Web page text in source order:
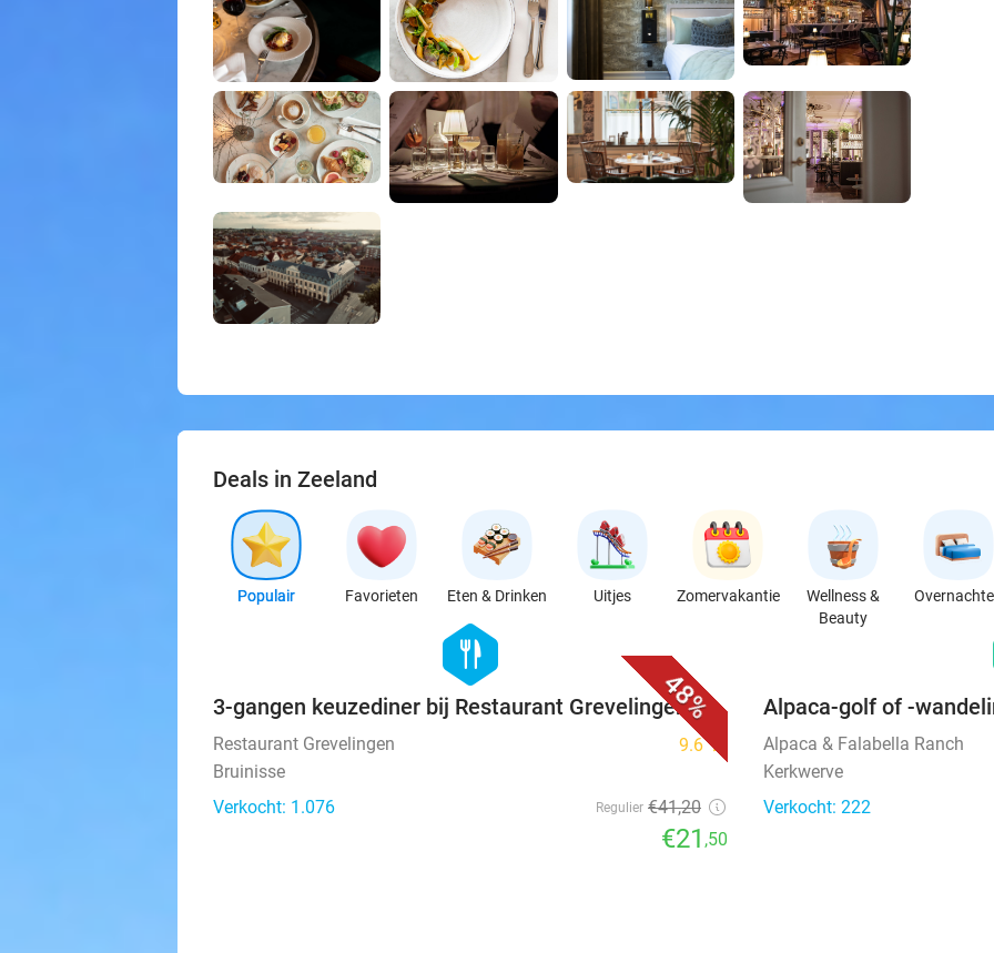
Deals in Zeeland
Populair Favorieten Eten & Drinken Uitjes Zomervakantie
Wellness &
Beauty
48%
hexagon
food
3-gangen keuzediner bij Restaurant Grevelingen
Restaurant Grevelingen 9.6star
Bruinisse
Verkocht: 1.076
Regulier €41,20
€21 ,50
Alpaca-golf of -
Alpaca & Falabella Ranch
Kerkwerve
Verkocht: 222